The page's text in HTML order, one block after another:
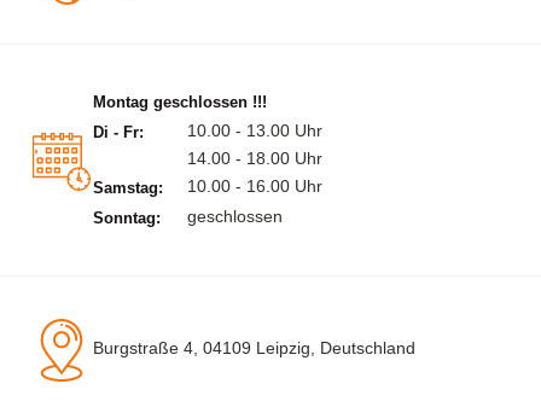
Montag geschlossen !!!
Di - Fr:
10.00 - 13.00 Uhr
14.00 - 18.00 Uhr
Samstag: 10.00 - 16.00 Uhr
Sonntag: geschlossen
Burgstraße 4, 04109 Leipzig, Deutschland